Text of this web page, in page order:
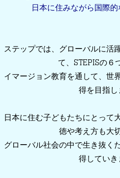
日本に住みながら国際
ステップでは、グローバルに活
て、STEPISの６
イマージョン教育を通して、世
得を目指し
日本に住む子どもたちにとって
徳や考え方も大
グローバル社会の中で生き抜く
得していき